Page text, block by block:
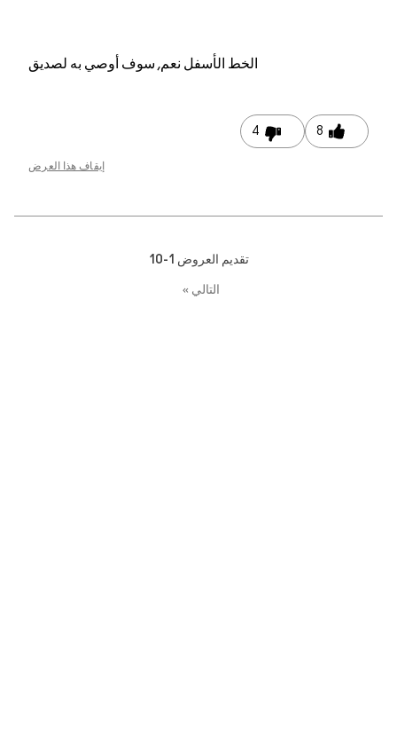
الخط الأسفلنعم, سوف أوصي به لصديق
8
4
إيقاف هذا العرض
تقديم العروض 1-10
التالي»